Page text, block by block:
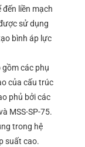
liền mạch
sử dụng
bình áp lực
gồm các phụ
của cấu trúc
phủ bởi các
MSS-SP-75.
trong hệ
suất cao.